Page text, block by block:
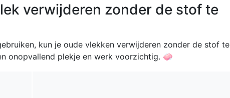
verwijderen zonder de stof te
kun je oude vlekken verwijderen zonder de stof te
onopvallend plekje en werk voorzichtig. 🧼